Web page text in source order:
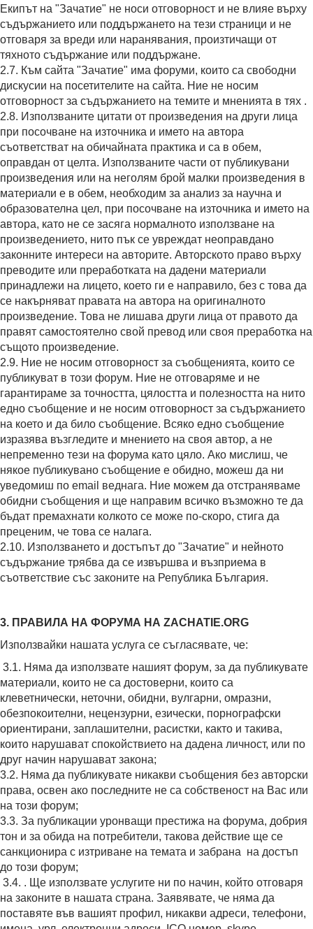
Екипът на "Зачатие" не носи отговорност и не влияе върху
съдържанието или поддържането на тези страници и не
отговаря за вреди или наранявания, произтичащи от
тяхното съдържание или поддържане.
2.7. Към сайта "Зачатие" има форуми, които са свободни
дискусии на посетителите на сайта. Ние не носим
отговорност за съдържанието на темите и мненията в тях .
2.8. Използваните цитати от произведения на други лица
при посочване на източника и името на автора
съответстват на обичайната практика и са в обем,
оправдан от целта. Използваните части от публикувани
произведения или на неголям брой малки произведения в
материали е в обем, необходим за анализ за научна и
образователна цел, при посочване на източника и името на
автора, като не се засяга нормалното използване на
произведението, нито пък се увреждат неоправдано
законните интереси на авторите. Авторското право върху
преводите или преработката на дадени материали
принадлежи на лицето, което ги е направило, без с това да
се накърняват правата на автора на оригиналното
произведение. Това не лишава други лица от правото да
правят самостоятелно свой превод или своя преработка на
същото произведение.
2.9. Ние не носим отговорност за съобщенията, които се
публикуват в този форум. Ние не отговаряме и не
гарантираме за точността, цялостта и полезността на нито
едно съобщение и не носим отговорност за съдържанието
на което и да било съобщение. Всяко едно съобщение
изразява възгледите и мнението на своя автор, а не
непременно тези на форума като цяло. Ако мислиш, че
някое публикувано съобщение е обидно, можеш да ни
уведомиш по email веднага. Ние можем да отстраняваме
обидни съобщения и ще направим всичко възможно те да
бъдат премахнати колкото се може по-скоро, стига да
преценим, че това се налага.
2.10. Използването и достъпът до "Зачатие" и нейното
съдържание трябва да се извършва и възприема в
съответствие със законите на Република България.
3. ПРАВИЛА НА ФОРУМА НА ZACHATIE.ORG
Използвайки нашата услуга се съгласявате, че:
3.1. Няма да използвате нашият форум, за да публикувате
материали, които не са достоверни, които са
клеветнически, неточни, обидни, вулгарни, омразни,
обезпокоителни, нецензурни, езически, порнографски
ориентирани, заплашителни, расистки, както и такива,
които нарушават спокойствието на дадена личност, или по
друг начин нарушават закона;
3.2. Няма да публикувате никакви съобщения без авторски
права, освен ако последните не са собственост на Вас или
на този форум;
3.3. За публикации уронващи престижа на форума, добрия
тон и за обида на потребители, такова действие ще се
санкционира с изтриване на темата и забрана на достъп
до този форум;
3.4. . Ще използвате услугите ни по начин, който отговаря
на законите в нашата страна. Заявявате, че няма да
поставяте във вашият профил, никакви адреси, телефони,